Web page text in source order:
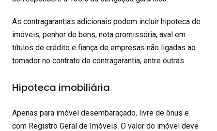
As contragarantias adicionais podem incluir hipoteca de
imóveis, penhor de bens, nota promissória, aval em
títulos de crédito e fiança de empresas não ligadas ao
tomador no contrato de contragarantia, entre outras.
Hipoteca imobiliária
Apenas para imóvel desembaraçado, livre de ônus e
com Registro Geral de Imóveis. O valor do imóvel deve